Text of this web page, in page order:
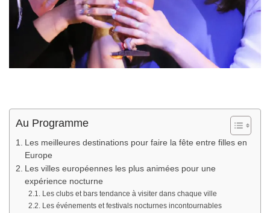
Au Programme
Les meilleures destinations pour faire la fête entre filles en
Europe
Les villes européennes les plus animées pour une
expérience nocturne
Les clubs et bars tendance à visiter dans chaque ville
Les événements et festivals nocturnes incontournables